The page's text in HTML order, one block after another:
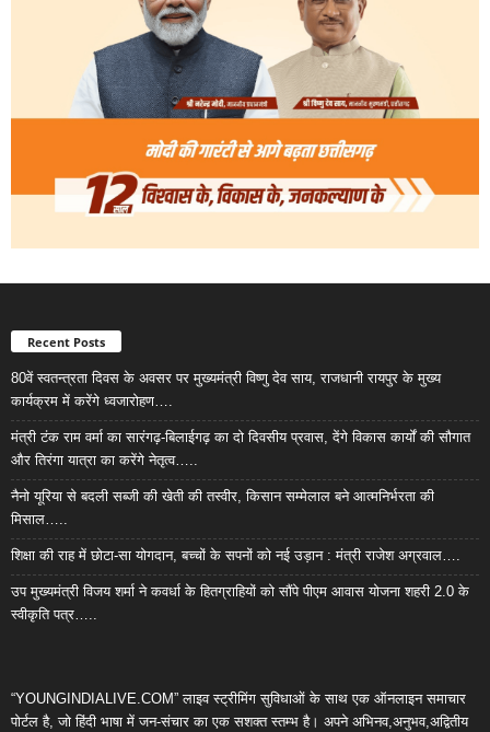
Recent Posts
80वें स्वतन्त्रता दिवस के अवसर पर मुख्यमंत्री विष्णु देव साय, राजधानी रायपुर के मुख्य
कार्यक्रम में करेंगे ध्वजारोहण….
मंत्री टंक राम वर्मा का सारंगढ़-बिलाईगढ़ का दो दिवसीय प्रवास, देंगे विकास कार्यों की सौगात
और तिरंगा यात्रा का करेंगे नेतृत्व…..
नैनो यूरिया से बदली सब्जी की खेती की तस्वीर, किसान सम्मेलाल बने आत्मनिर्भरता की
मिसाल…..
शिक्षा की राह में छोटा-सा योगदान, बच्चों के सपनों को नई उड़ान : मंत्री राजेश अग्रवाल….
उप मुख्यमंत्री विजय शर्मा ने कवर्धा के हितग्राहियों को सौंपे पीएम आवास योजना शहरी 2.0 के
स्वीकृति पत्र…..
“YOUNGINDIALIVE.COM” लाइव स्ट्रीमिंग सुविधाओं के साथ एक ऑनलाइन समाचार
पोर्टल है, जो हिंदी भाषा में जन-संचार का एक सशक्त स्तम्भ है। अपने अभिनव,अनुभव,अद्वितीय